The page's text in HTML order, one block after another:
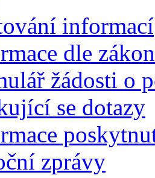
informací
dle
žádosti o
se dotazy
zprávy